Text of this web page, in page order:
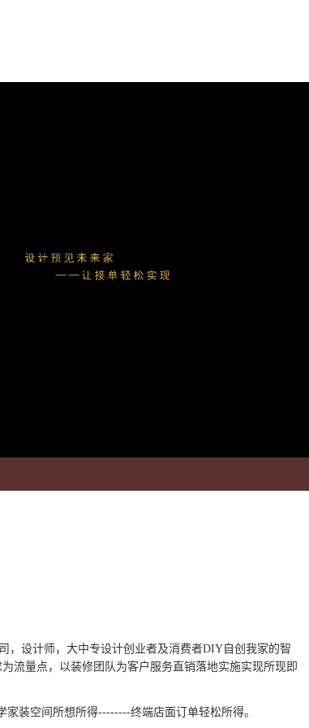
， 设计师，大中专设计创业者及消费者DIY自创我家的智
流量点，以装修团队为客户服务直销落地实施实现所现即
家装空间所想所得--------终端店面订单轻松所得。